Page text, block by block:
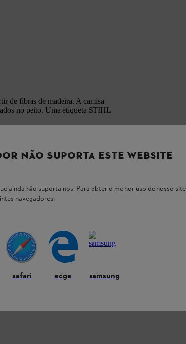
de fibras de madeira. A camisa
no peito. Uma etiqueta STIHL
NÃO SUPORTA ESTE WEBSITE
ainda não suportamos. Para obter o melhor uso de nosso
navegadores:
safari edge samsung